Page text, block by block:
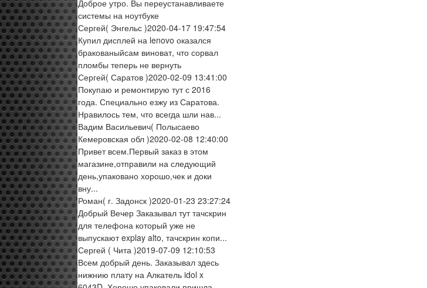
Доброе утро. Вы переустанавливаете
системы на ноутбуке
Сергей( Энгельс )2020-04-17 19:47:54
Купил дисплей на lenovo оказался
бракованыйсам виноват, что сорвал
пломбы теперь не вернуть
Сергей( Саратов )2020-02-09 13:41:00
Покупаю и ремонтирую тут с 2016
года. Специально езжу из Саратова.
Нравилось тем, что всегда шли нав...
Вадим Васильевич( Полысаево
Кемеровская обл )2020-02-08 12:40:00
Привет всем.Первый заказ в этом
магазине,отправили на следующий
день,упаковано хорошо,чек и доки
вну...
Роман( г. Задонск )2020-01-23 23:27:24
Добрый Вечер Заказывал тут тачскрин
для телефона который уже не
выпускают explay alto, тачскрин копи...
Сергей ( Чита )2019-07-09 12:10:53
Всем добрый день. Заказывал здесь
нижнию плату на Алкатель idol x